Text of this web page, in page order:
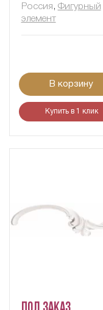
Россия , Фигурный
элемент
В корзину
Купить в 1 клик